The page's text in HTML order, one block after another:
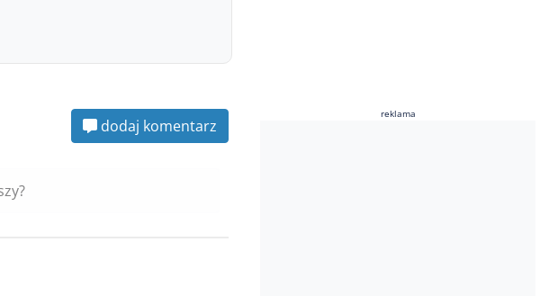
dodaj komentarz
reklama